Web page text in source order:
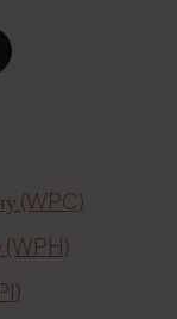
(WPC)
(WPH)